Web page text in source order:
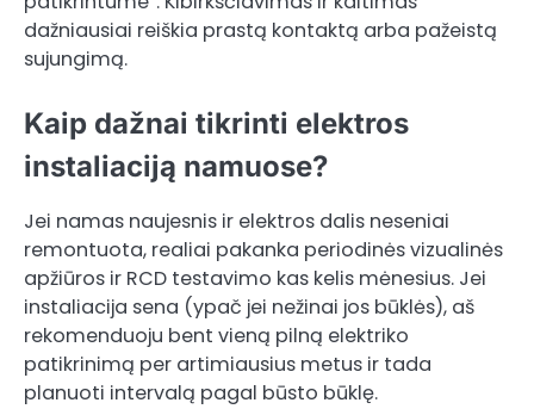
dažniausiai reiškia prastą kontaktą arba pažeistą
sujungimą.
Kaip dažnai tikrinti elektros
instaliaciją namuose?
Jei namas naujesnis ir elektros dalis neseniai
remontuota, realiai pakanka periodinės vizualinės
apžiūros ir RCD testavimo kas kelis mėnesius. Jei
instaliacija sena (ypač jei nežinai jos būklės), aš
rekomenduoju bent vieną pilną elektriko
patikrinimą per artimiausius metus ir tada
planuoti intervalą pagal būsto būklę.